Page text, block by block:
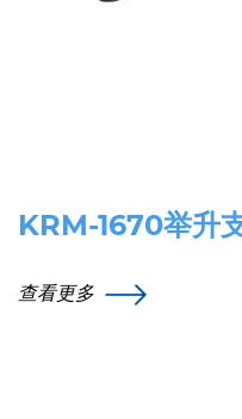
KRM-1670举升
查看更多